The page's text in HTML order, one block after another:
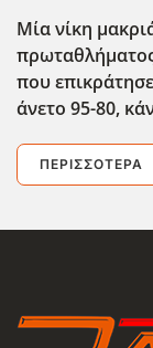
Μία νίκη
πρωταθλήματος
που
άνετο 95-80,
ΠΕΡΙΣΣΌΤΕΡΑ